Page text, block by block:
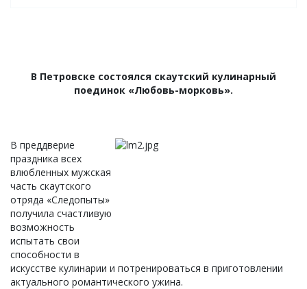
В Петровске состоялся скаутский кулинарный
поединок «Любовь-морковь».
В преддверие
праздника всех
влюбленных мужская
часть скаутского
отряда «Следопыты»
получила счастливую
возможность
испытать свои
способности в
искусстве кулинарии и потренироваться в приготовлении
актуального романтического ужина.